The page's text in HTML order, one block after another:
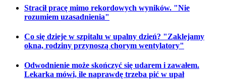
Stracił pracę mimo rekordowych wyników. "Nie
rozumiem uzasadnienia"
Co się dzieje w szpitalu w upalny dzień? "Zaklejamy
okna, rodziny przynoszą chorym wentylatory"
Odwodnienie może skończyć się udarem i zawałem.
Lekarka mówi, ile naprawdę trzeba pić w upał